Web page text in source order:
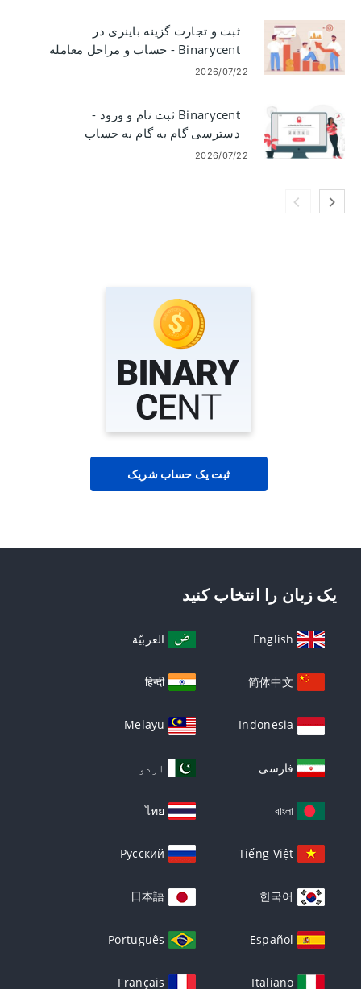
ثبت و تجارت گزینه باینری در
Binarycent - حساب و مراحل معامله
2026/07/22
Binarycent ثبت نام و ورود -
دسترسی گام به گام به حساب
2026/07/22
ثبت یک حساب شریک
یک زبان را انتخاب کنید
English العربيّة
简体中文
हिन्दी
Indonesia
Melayu
فارسی اردو
বাংলা
ไทย
Tiếng Việt
Русский
한국어
日本語
Español
Português
Italiano
Français